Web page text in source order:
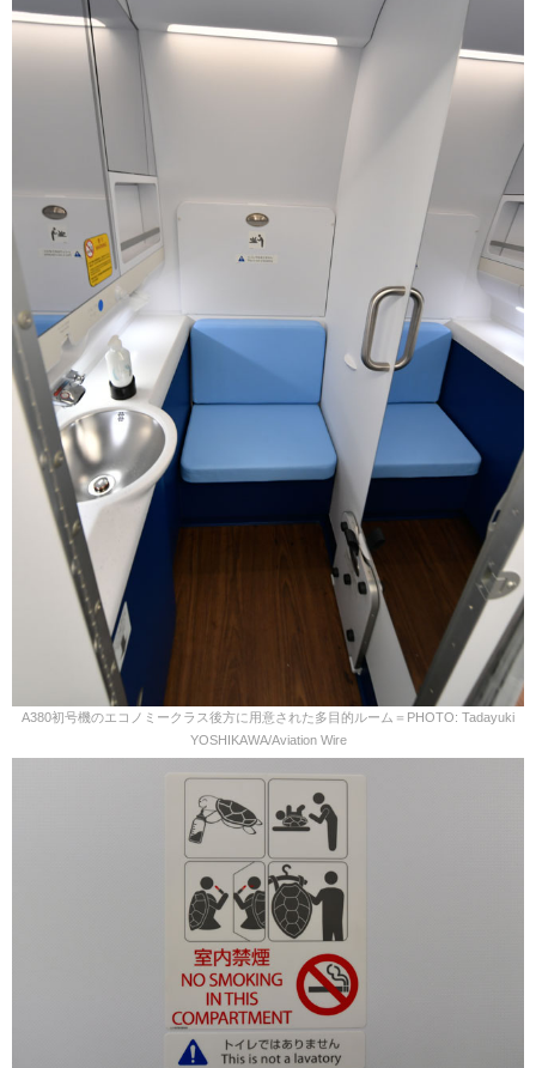
A380初号機のエコノミークラス後方に用意された多目的ルーム＝PHOTO: Tadayuki
YOSHIKAWA/Aviation Wire